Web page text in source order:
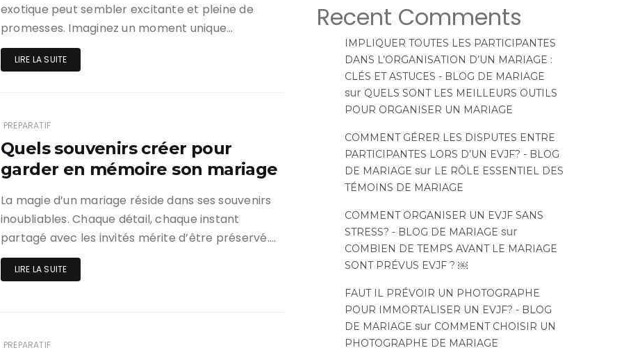
exotique peut sembler excitante et pleine de
promesses. Imaginez un moment unique…
LIRE LA SUITE
PREPARATIF
Quels souvenirs créer pour
garder en mémoire son mariage
La magie d’un mariage réside dans ses souvenirs
inoubliables. Chaque détail, chaque instant
partagé avec les invités mérite d’être préservé….
LIRE LA SUITE
PREPARATIF
Recent Comments
IMPLIQUER TOUTES LES PARTICIPANTES
DANS L’ORGANISATION D’UN MARIAGE :
CLÉS ET ASTUCES - BLOG DE MARIAGE
sur QUELS SONT LES MEILLEURS OUTILS
POUR ORGANISER UN MARIAGE
COMMENT GÉRER LES DISPUTES ENTRE
PARTICIPANTES LORS D’UN EVJF? - BLOG
DE MARIAGE sur LE RÔLE ESSENTIEL DES
TÉMOINS DE MARIAGE
COMMENT ORGANISER UN EVJF SANS
STRESS? - BLOG DE MARIAGE sur
COMBIEN DE TEMPS AVANT LE MARIAGE
SONT PRÉVUS EVJF ? ￼
FAUT IL PRÉVOIR UN PHOTOGRAPHE
POUR IMMORTALISER UN EVJF? - BLOG
DE MARIAGE sur COMMENT CHOISIR UN
PHOTOGRAPHE DE MARIAGE